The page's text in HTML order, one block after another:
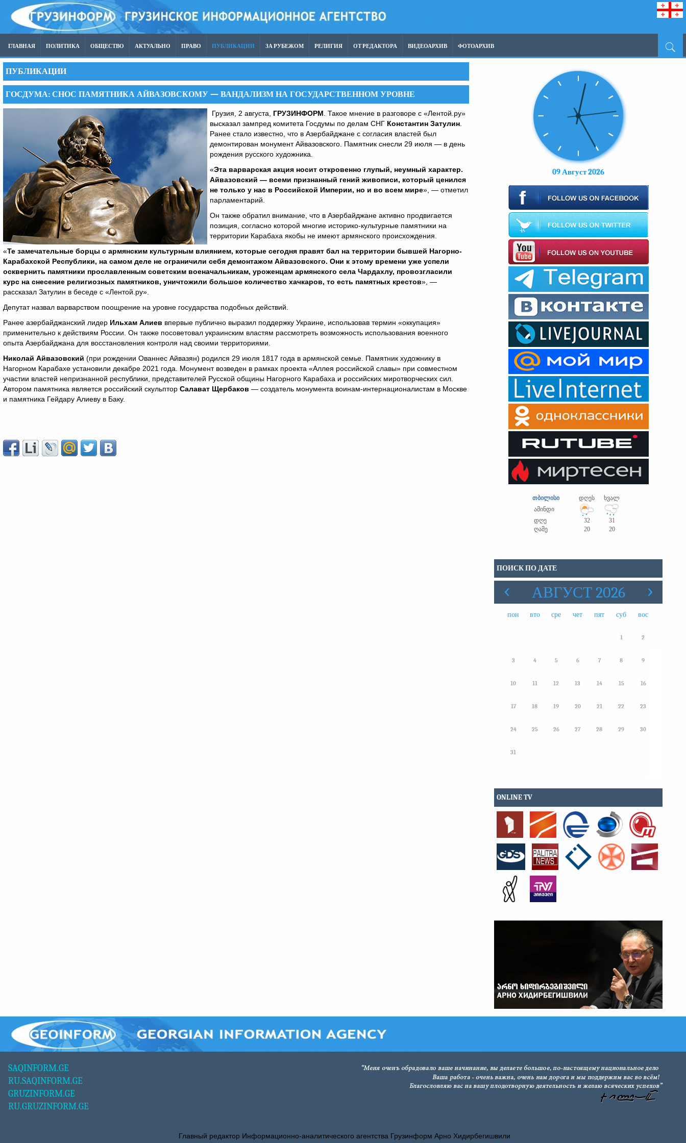
ГЛАВНАЯ ПОЛИТИКА ОБЩЕСТВО АКТУАЛЬНО ПРАВО ПУБЛИКАЦИИ ЗА РУБЕЖОМ РЕЛИГИЯ ОТ РЕДАКТОРА ВИДЕОАРХИВ ФОТОАРХИВ
ПУБЛИКАЦИИ
ГОСДУМА: СНОС ПАМЯТНИКА АЙВАЗОВСКОМУ — ВАНДАЛИЗМ НА ГОСУДАРСТВЕННОМ УРОВНЕ
Грузия, 2 августа, ГРУЗИНФОРМ . Такое мнение в разговоре с «Лентой.ру»
высказал зампред комитета Госдумы по делам СНГ Константин Затулин
Ранее стало известно, что в Азербайджане с согласия властей был
демонтирован монумент Айвазовского. Памятник снесли 29 июля — в день
рождения русского художника.
«Эта варварская акция носит откровенно глупый, неумный характер.
Айвазовский — всеми признанный гений живописи, который ценился
не только у нас в Российской Империи, но и во всем мире», — отметил
парламентарий.
Он также обратил внимание, что в Азербайджане активно продвигается
позиция, согласно которой многие историко-культурные памятники на
территории Карабаха якобы не имеют армянского происхождения.
«Те замечательные борцы с армянским культурным влиянием, которые сегодня правят бал на территории бывшей Нагорно-
Карабахской Республики, на самом деле не ограничили себя демонтажом Айвазовского. Они к этому времени уже успели
осквернить памятники прославленным советским военачальникам, уроженцам армянского села Чардахлу, провозгласили
курс на снесение религиозных памятников, уничтожили большое количество хачкаров, то есть памятных крестов», —
рассказал Затулин в беседе с «Лентой.ру».
Депутат назвал варварством поощрение на уровне государства подобных действий.
Ранее азербайджанский лидер Ильхам Алиев впервые публично выразил поддержку Украине, использовав термин «оккупация»
применительно к действиям России. Он также посоветовал украинским властям рассмотреть возможность использования военного
опыта Азербайджана для восстановления контроля над своими территориями.
Николай Айвазовский (при рождении Ованнес Айвазян) родился 29 июля 1817 года в армянской семье. Памятник художнику в
Нагорном Карабахе установили декабре 2021 года. Монумент возведен в рамках проекта «Аллея российской славы» при совместном
участии властей непризнанной республики, представителей Русской общины Нагорного Карабаха и российских миротворческих сил.
Автором памятника является российский скульптор Салават Щербаков — создатель монумента воинам-интернационалистам в Москве
и памятника Гейдару Алиеву в Баку.
09 Август 2026
თბილისი დღეს
ხვალ
ამინდი
დღე
32
31
ღამე
20 20
ПОИСК ПО ДАТЕ
АВГУСТ 2026
пон вто сре чет пят суб вос
1 2
3 4 5 6 7 8 9
10 11 12 13 14 15 16
17 18 19 20 21 22 23
24 25 26 27 28 29 30
31
ONLINE TV
SAQINFORM.GE
RU.SAQINFORM.GE
GRUZINFORM.GE
RU.GRUZINFORM.GE
Главный редактор Информационно-аналитического агентства Грузинформ Арно Хидирбегишвили